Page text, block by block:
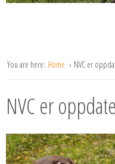
You are here: Home NVC er
NVC er